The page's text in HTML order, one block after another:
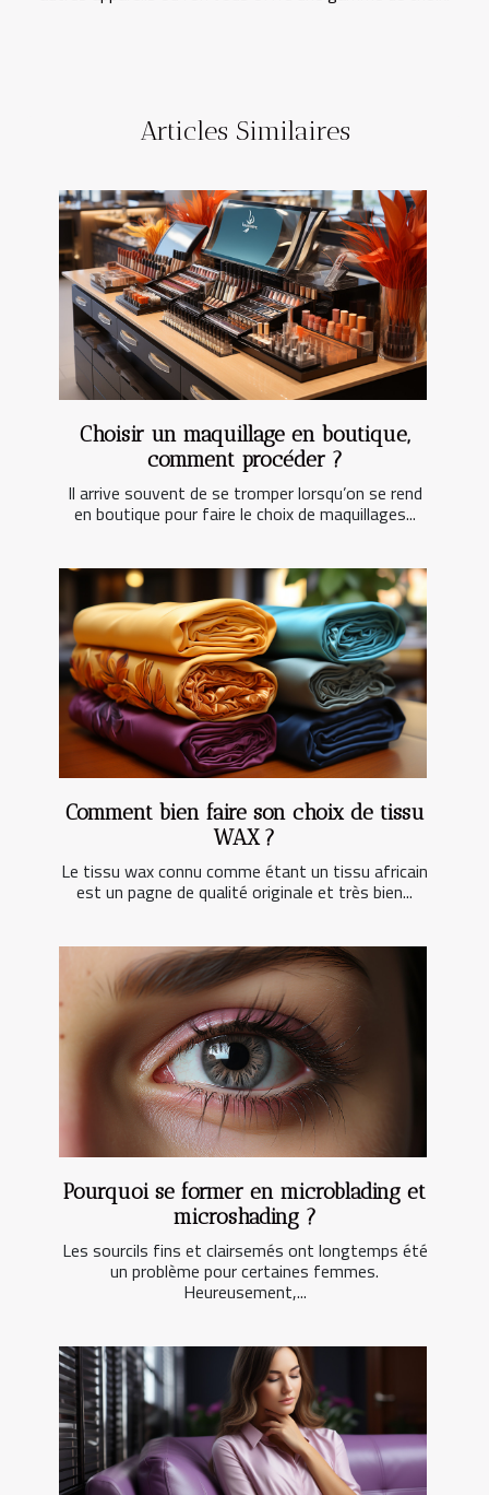
Articles Similaires
Choisir un maquillage en boutique,
comment procéder ?
Il arrive souvent de se tromper lorsqu’on se rend
en boutique pour faire le choix de maquillages...
Comment bien faire son choix de tissu
WAX ?
Le tissu wax connu comme étant un tissu africain
est un pagne de qualité originale et très bien...
Pourquoi se former en microblading et
microshading ?
Les sourcils fins et clairsemés ont longtemps été
un problème pour certaines femmes.
Heureusement,...